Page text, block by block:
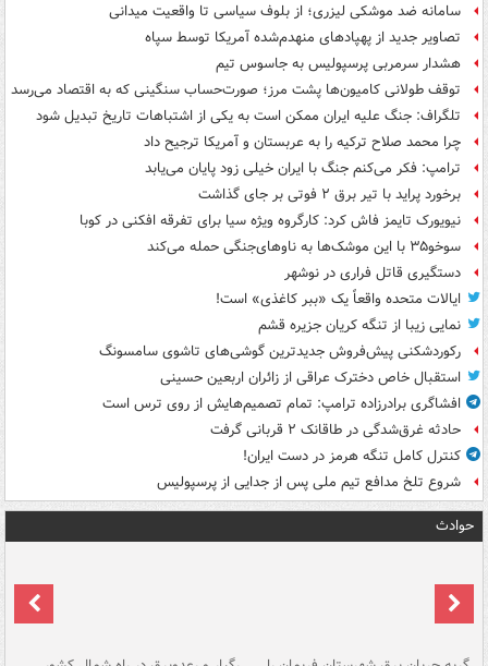
سامانه ضد موشکی لیزری؛ از بلوف سیاسی تا واقعیت میدانی
تصاویر جدید از پهپادهای منهدم‌شده آمریکا توسط سپاه
هشدار سرمربی پرسپولیس به جاسوس تیم
توقف طولانی کامیون‌ها پشت مرز؛ صورت‌حساب سنگینی که به اقتصاد می‌رسد
تلگراف: جنگ علیه ایران ممکن است به یکی از اشتباهات تاریخ تبدیل شود
چرا محمد صلاح ترکیه را به عربستان و آمریکا ترجیح داد
ترامپ: فکر می‌کنم جنگ با ایران خیلی زود پایان می‌یابد
برخورد پراید با تیر برق ۲ فوتی بر جای گذاشت
نیویورک تایمز فاش کرد: کارگروه ویژه سیا برای تفرقه افکنی در کوبا
سوخو۳۵ با این موشک‌ها به ناوهای‌جنگی حمله می‌کند
دستگیری قاتل فراری در نوشهر
ایالات متحده واقعاً یک «ببر کاغذی» است!
نمایی زیبا از تنگه کریان جزیره قشم
رکوردشکنی پیش‌فروش جدیدترین گوشی‌های تاشوی سامسونگ
استقبال خاص دخترک عراقی از زائران اربعین حسینی
افشاگری برادرزاده ترامپ: تمام تصمیم‌هایش از روی ترس است
حادثه غرق‌شدگی در طاقانک ۲ قربانی گرفت
کنترل کامل تنگه هرمز در دست ایران!
شروع تلخ مدافع تیم ملی پس از جدایی از پرسپولیس
حوادث